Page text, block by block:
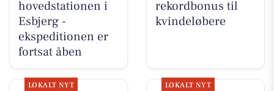
hovedstationen i
Esbjerg -
ekspeditionen er
fortsat åben
rekordbonus til
kvindeløbere
LOKALT NYT LOKALT NYT